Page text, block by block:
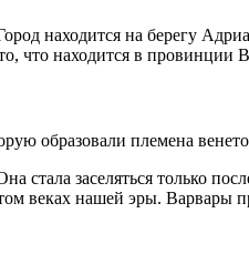
находится на берегу
что находится в провинции
образовали племена
заселяться только
веках нашей эры. Варвары